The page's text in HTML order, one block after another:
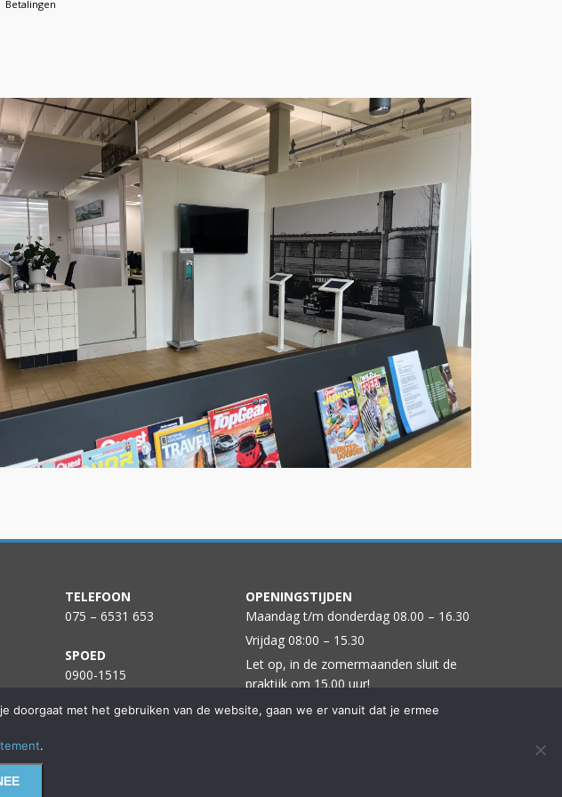
Betalingen
TELEFOON
075 – 6531 653
SPOED
0900-1515
BEZOEKADRES
OPENINGSTIJDEN
Maandag t/m donderdag 08.00 – 16.30
Vrijdag 08:00 – 15.30
Let op, in de zomermaanden sluit de
praktijk om 15.00 uur!
doorgaat met het gebruiken van de website, gaan we er vanuit dat je ermee
.